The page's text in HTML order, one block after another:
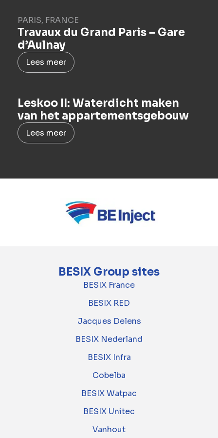
PARIS, FRANCE
Travaux du Grand Paris – Gare
d’Aulnay
Lees meer
Leskoo II: Waterdicht maken
van het appartementsgebouw
Lees meer
BESIX Group sites
BESIX France
BESIX RED
Jacques Delens
BESIX Nederland
BESIX Infra
Cobelba
BESIX Watpac
BESIX Unitec
Vanhout